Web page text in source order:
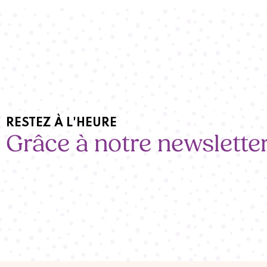
RESTEZ À L'HEURE
Grâce à notre